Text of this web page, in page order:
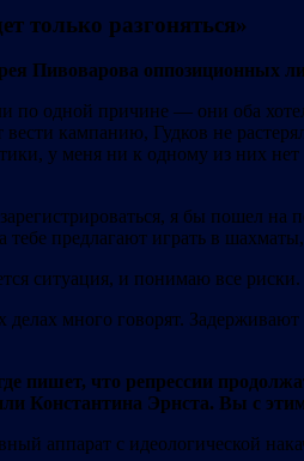
только разгоняться»
Пивоварова оппозиционных
одной причине — они оба
кампанию, Гудков не
у меня ни к одному из них нет
я бы пошел
предлагают играть в
ситуация, и понимаю все
делах много говорят.
что репрессии
Константина Эрнста. Вы с
аппарат с идеологической